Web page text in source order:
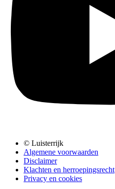
© Luisterrijk
Algemene voorwaarden
Disclaimer
Klachten en herroepingsrecht
Privacy en cookies